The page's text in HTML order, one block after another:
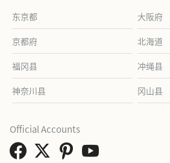
东京都 大阪府
京都府 北海道
福冈县 冲绳县
神奈川县 冈山县
Official Accounts